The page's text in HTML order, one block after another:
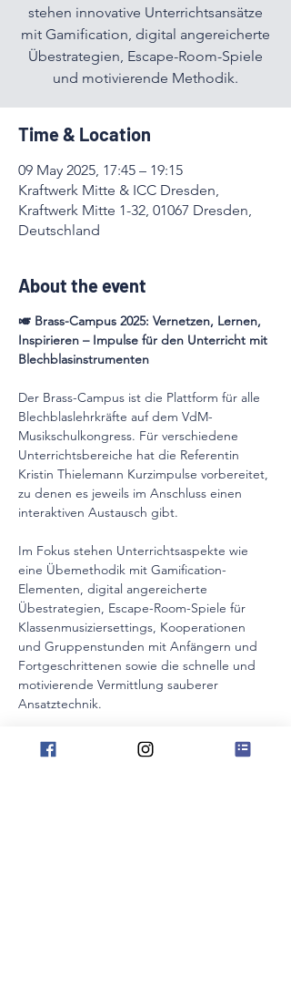
stehen innovative Unterrichtsansätze
mit Gamification, digital angereicherte
Übestrategien, Escape-Room-Spiele
und motivierende Methodik.
Time & Location
09 May 2025, 17:45 – 19:15
Kraftwerk Mitte & ICC Dresden,
Kraftwerk Mitte 1-32, 01067 Dresden,
Deutschland
About the event
🎺 Brass-Campus 2025: Vernetzen, Lernen,
Inspirieren – Impulse für den Unterricht mit
Blechblasinstrumenten
Der Brass-Campus ist die Plattform für alle
Blechblaslehrkräfte auf dem VdM-
Musikschulkongress. Für verschiedene
Unterrichtsbereiche hat die Referentin
Kristin Thielemann Kurzimpulse vorbereitet,
zu denen es jeweils im Anschluss einen
interaktiven Austausch gibt.
Im Fokus stehen Unterrichtsaspekte wie
eine Übemethodik mit Gamification-
Elementen, digital angereicherte
Übestrategien, Escape-Room-Spiele für
Klassenmusiziersettings, Kooperationen
und Gruppenstunden mit Anfängern und
Fortgeschrittenen sowie die schnelle und
motivierende Vermittlung sauberer
Ansatztechnik.
Sie entdecken erprobte Strategien,
motivierende Spiele und wirkungsvolle